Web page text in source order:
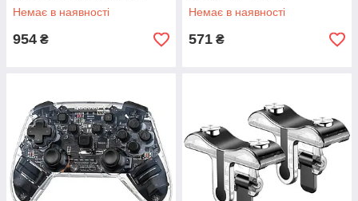
Немає в наявності
954 ₴
Немає в наявності
571 ₴